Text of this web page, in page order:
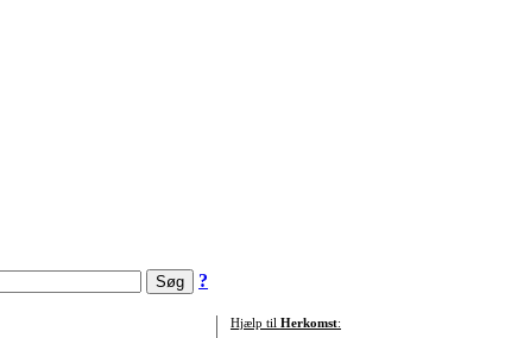
?
Hjælp til Herkomst: